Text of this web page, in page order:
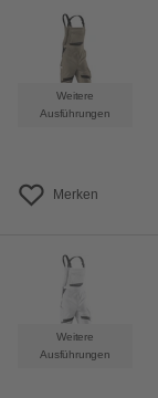
Weitere
Ausführungen
Merken
Weitere
Ausführungen